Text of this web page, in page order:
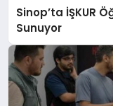
Sinop’ta İŞKUR
Sunuyor